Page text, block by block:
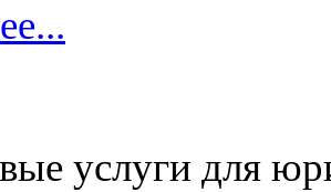
услуги для